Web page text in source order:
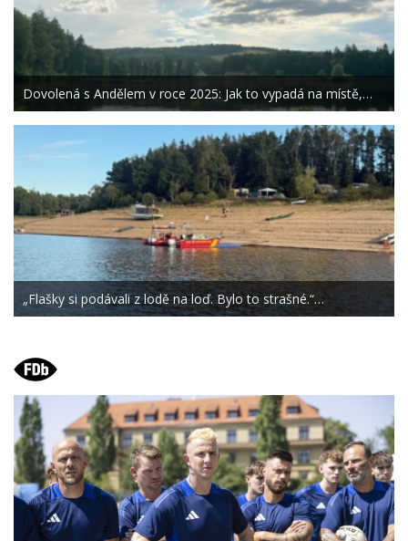
Dovolená s Andělem v roce 2025: Jak to vypadá na místě,…
„Flašky si podávali z lodě na loď. Bylo to strašné.“…